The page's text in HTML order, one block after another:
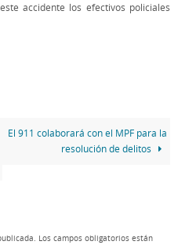
accidente los efectivos policiales
El 911 colaborará con el MPF para la
resolución de delitos
Los campos obligatorios están